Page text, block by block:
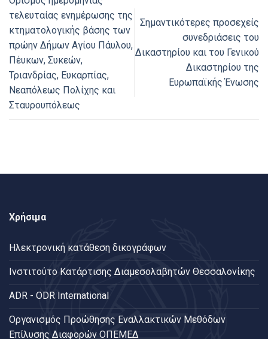
τελευταίας ενημέρωσης της
κτηματολογικής βάσης των
πρώην Δήμων Αγίου Πάυλου,
Πέυκων, Συκεών,
Τριανδρίας, Ευκαρπίας,
Νεαπόλεως Πολίχης και
Σταυρουπόλεως
Σημαντικότερες προσεχείς
συνεδριάσεις του
Δικαστηρίου και του Γενικού
Δικαστηρίου της
Ευρωπαϊκής Ένωσης
Χρήσιμα
Ηλεκτρονική κατάθεση δικογράφων
Ινστιτούτο Κατάρτισης Διαμεσολαβητών Θεσσαλονίκης
ADR - ODR International
Oργανισμός Προώθησης Εναλλακτικών Μεθόδων
Επίλυσης Διαφορών ΟΠΕΜΕΔ